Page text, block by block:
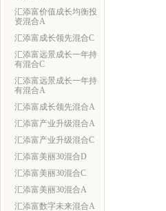
汇添富价值成长均衡投
资混合A
汇添富成长领先混合C
汇添富远景成长一年持
有混合C
汇添富远景成长一年持
有混合A
汇添富成长领先混合A
汇添富产业升级混合A
汇添富产业升级混合C
汇添富美丽30混合D
汇添富美丽30混合C
汇添富美丽30混合A
汇添富数字未来混合A